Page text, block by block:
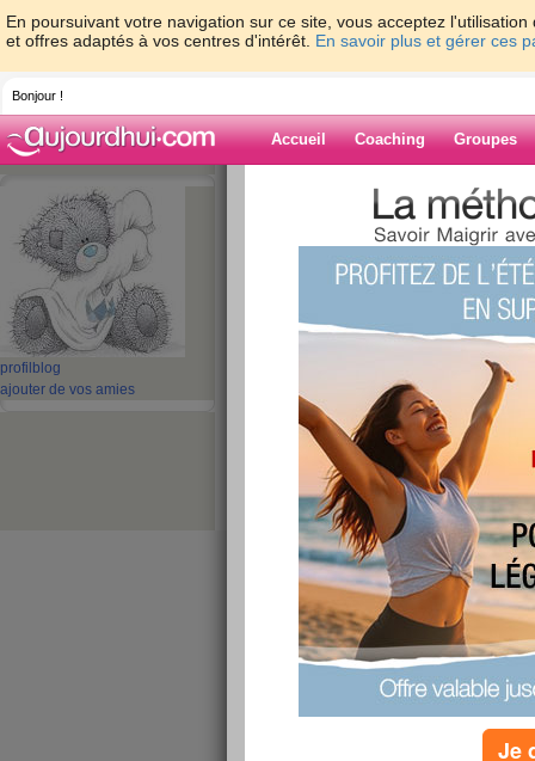
En poursuivant votre navigation sur ce site, vous acceptez
et offres adaptés à vos centres d'intérêt. En savoir plus et gérer ces
Bonjour !
Accueil Coaching Groupes
profil blog
ajouter de vos amies
> >
Blog de
dégoutée........
Bon, bein, j'suis dégoutée, j'ai pas perdu un
chéri non + ne comprends pas il trouvait que
petit peu). Du coup ça m'a bien navré, mais
continuer, persévérance va devenir mon 2ème
Enfin, ce week-end, malheureusement, le
famille oblige. Demain, fête des pères chez
soeurs, mais bon il faut aussi vivre. Je vais
Je